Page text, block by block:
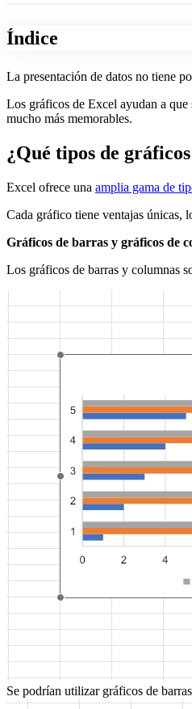
Índice
La presentación de datos no tiene
Los gráficos de Excel ayudan a que
mucho más memorables.
¿Qué tipos de
Excel ofrece una amplia gama de
Cada gráfico tiene ventajas únicas,
Gráficos de barras y gráficos de
Los gráficos de barras y columnas
Se podrían utilizar gráficos de